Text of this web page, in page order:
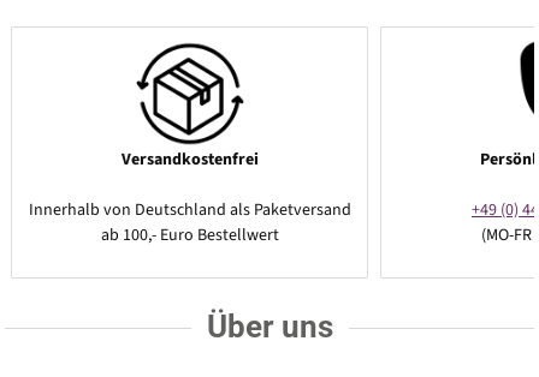
Versandkostenfrei
Innerhalb von Deutschland als Paketversand
ab 100,- Euro Bestellwert
+49 (0)
(MO-
Über uns